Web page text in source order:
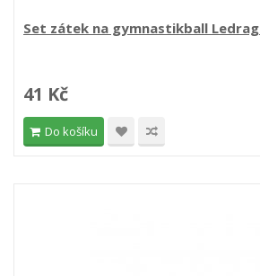
Set zátek na gymnastikball
41 Kč
Do košíku